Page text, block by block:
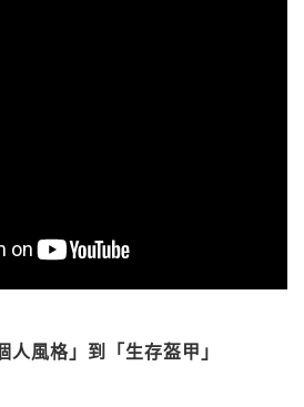
風格」到「生存盔甲」